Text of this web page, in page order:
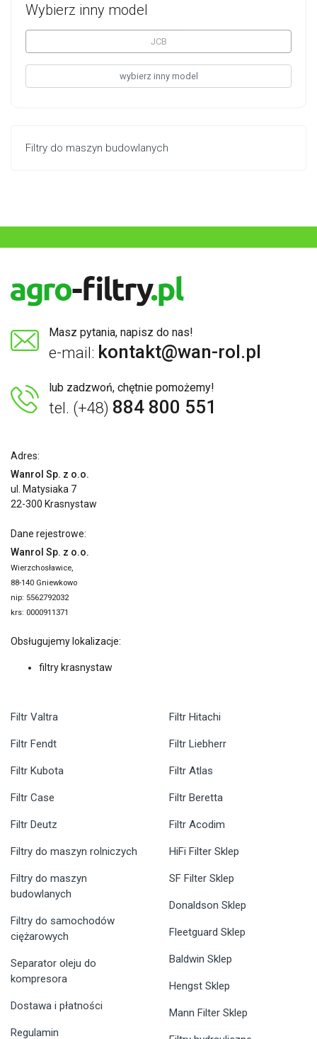
Wybierz inny model
JCB
wybierz inny model
Filtry do maszyn budowlanych
Masz pytania, napisz do nas!
e-mail: kontakt@wan-rol.pl
lub zadzwoń, chętnie pomożemy!
tel. (+48) 884 800 551
Adres:
Wanrol Sp. z o.o.
ul. Matysiaka 7
22-300 Krasnystaw
Dane rejestrowe:
Wanrol Sp. z o.o.
Wierzchosławice,
88-140 Gniewkowo
nip: 5562792032
krs: 0000911371
Obsługujemy lokalizacje:
filtry krasnystaw
Filtr Valtra
Filtr Fendt
Filtr Kubota
Filtr Case
Filtr Deutz
Filtr Hitachi
Filtr Liebherr
Filtr Atlas
Filtr Beretta
Filtr Acodim
Filtry do maszyn rolniczych
Filtry do maszyn
budowlanych
Filtry do samochodów
ciężarowych
Separator oleju do
kompresora
Dostawa i płatności
Regulamin
HiFi Filter Sklep
SF Filter Sklep
Donaldson Sklep
Fleetguard Sklep
Baldwin Sklep
Hengst Sklep
Mann Filter Sklep